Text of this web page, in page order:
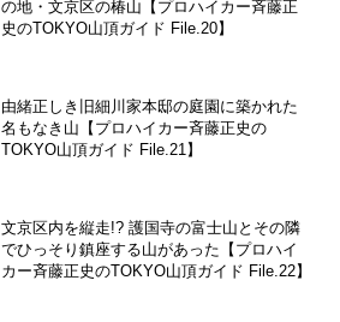
の地・文京区の椿山【プロハイカー斉藤正
史のTOKYO山頂ガイド File.20】
由緒正しき旧細川家本邸の庭園に築かれた
名もなき山【プロハイカー斉藤正史の
TOKYO山頂ガイド File.21】
文京区内を縦走!? 護国寺の富士山とその隣
でひっそり鎮座する山があった【プロハイ
カー斉藤正史のTOKYO山頂ガイド File.22】